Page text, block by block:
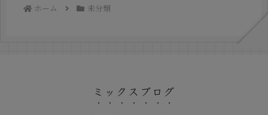
ホーム 未分類
ミックスブログ